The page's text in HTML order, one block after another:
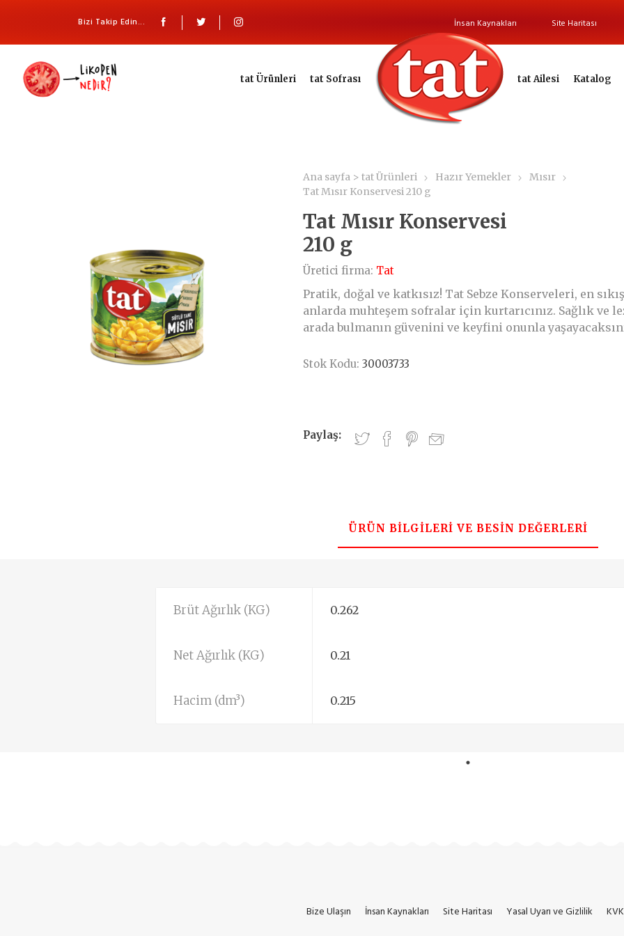
Bizi Takip Edin... İnsan Kaynakları Site Haritası
tat Ürünleri tat Sofrası tat Ailesi Katalog
Ana sayfa > tat Ürünleri Hazır Yemekler
Mısır
Tat Mısır Konservesi 210 g
Tat Mısır Konservesi
210 g
Üretici firma: Tat
Pratik, doğal ve katkısız! Tat Sebze Konserveleri, en
anlarda muhteşem sofralar için kurtarıcınız. Sağlık ve
arada bulmanın güvenini ve keyfini onunla
Stok Kodu: 30003733
Paylaş:
ÜRÜN BILGILERI VE BESIN DEĞERLERI
Brüt Ağırlık (KG) 0.262
Net Ağırlık (KG) 0.21
Hacim (dm³) 0.215
Bize Ulaşın İnsan Kaynakları Site Haritası Yasal Uyarı ve Gizlilik